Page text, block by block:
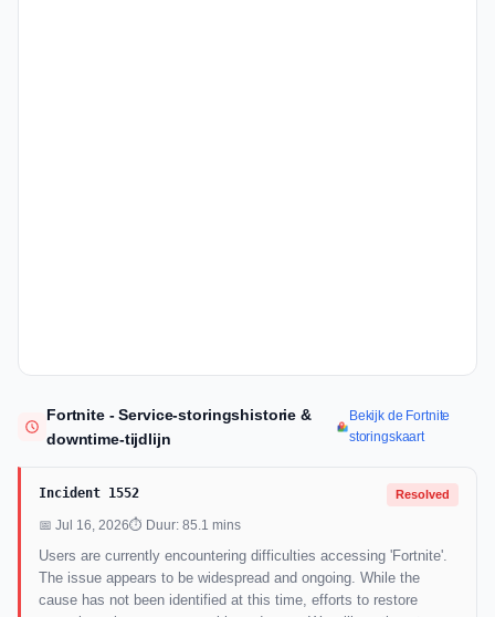
Fortnite - Service-storingshistorie &
downtime-tijdlijn
Bekijk de Fortnite
storingskaart
Incident 1552 Resolved
📅 Jul 16, 2026⏱ Duur: 85.1 mins
Users are currently encountering difficulties accessing 'Fortnite'.
The issue appears to be widespread and ongoing. While the
cause has not been identified at this time, efforts to restore